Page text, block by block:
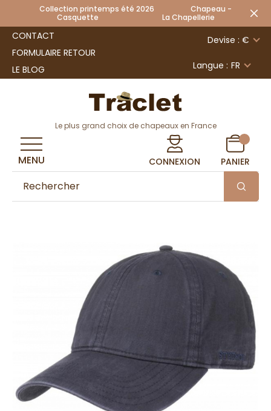
Collection printemps été 2026 Chapeau -
Casquette La Chapellerie
CONTACT
FORMULAIRE RETOUR
LE BLOG
Devise : €
Langue : FR
Le plus grand choix de chapeaux en France
CONNEXION PANIER
MENU